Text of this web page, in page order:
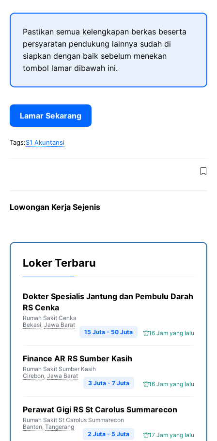
Pastikan semua kelengkapan berkas beserta
persyaratan pendukung lainnya sudah di
siapkan dengan baik sebelum menekan
tombol lamar dibawah ini.
Lamar Sekarang
Tags:S1 Akuntansi
Lowongan Kerja Sejenis
Loker Terbaru
Dokter Spesialis Jantung dan Pembulu Darah
RS Cenka
Rumah Sakit Cenka
Bekasi, Jawa Barat
16 Jam yang lalu
15 Juta - 50 Juta
Finance AR RS Sumber Kasih
Rumah Sakit Sumber Kasih
Cirebon, Jawa Barat
16 Jam yang lalu
3 Juta - 7 Juta
Perawat Gigi RS St Carolus Summarecon
Rumah Sakit St Carolus Summarecon
Banten, Tangerang
17 Jam yang lalu
2 Juta - 5 Juta